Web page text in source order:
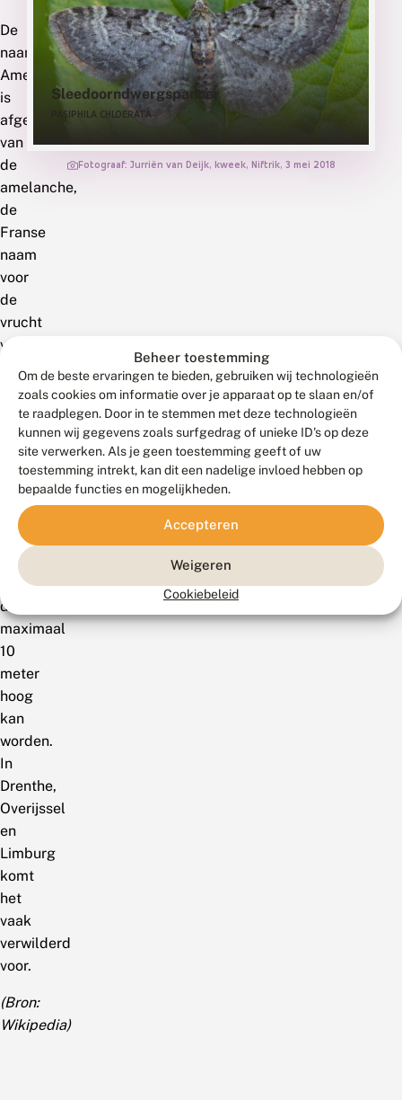
Beheer toestemming
Om de beste ervaringen te bieden, gebruiken wij technologieën
zoals cookies om informatie over je apparaat op te slaan en/of
te raadplegen. Door in te stemmen met deze technologieën
kunnen wij gegevens zoals surfgedrag of unieke ID's op deze
site verwerken. Als je geen toestemming geeft of uw
toestemming intrekt, kan dit een nadelige invloed hebben op
bepaalde functies en mogelijkheden.
Accepteren
Weigeren
Cookiebeleid
De
naam
Amelanchier
is
afgeleid
van
de
amelanche,
de
Franse
naam
voor
de
vrucht
van
het
Europees
krentenboompje.
Het
krentenboompje
een
breeduitgroeiende,
bladverliezende
struik
die
maximaal
10
meter
hoog
kan
worden.
In
Drenthe,
Overijssel
en
Limburg
komt
het
vaak
verwilderd
voor.
(Bron:
Wikipedia)
Sleedoorndwergspanner
PASIPHILA CHLOERATA
Fotograaf: Jurriën van Deijk, kweek, Niftrik, 3 mei 2018